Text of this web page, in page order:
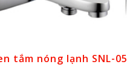
tắm nóng lạnh SNL-05